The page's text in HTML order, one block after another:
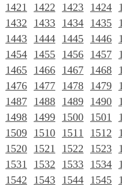
1421
1422 1423 1424
1432
1433 1434 1435
1443 1444 1445 1446
1454 1455 1456 1457
1465 1466 1467 1468
1476 1477 1478 1479
1487 1488 1489 1490
1498 1499 1500 1501
1509 1510 1511 1512
1520 1521 1522 1523
1531
1532 1533 1534
1542
1543 1544 1545